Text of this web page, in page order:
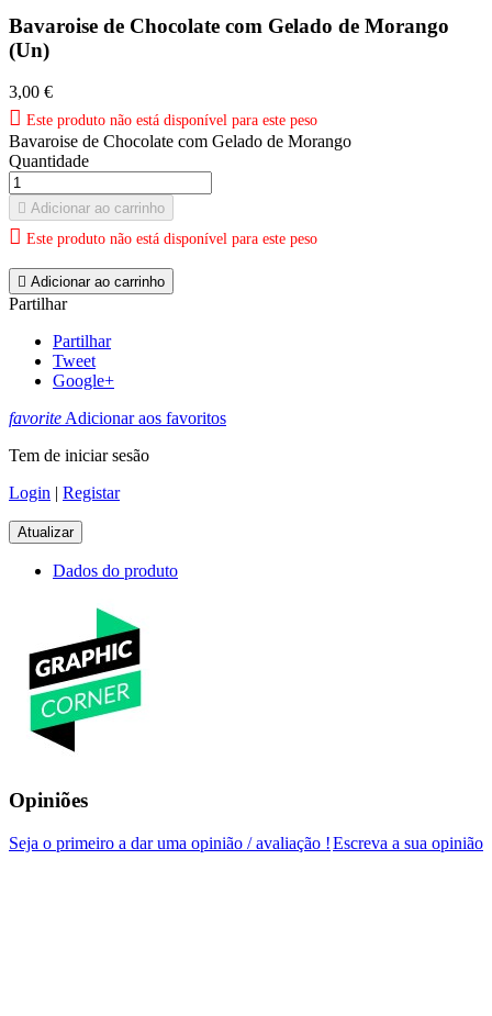
Bavaroise de Chocolate com Gelado de Morango
(Un)
3,00 €
 Este produto não está disponível para este peso
Bavaroise de Chocolate com Gelado de Morango
Quantidade
 Adicionar ao carrinho
 Este produto não está disponível para este peso
 Adicionar ao carrinho
Partilhar
Partilhar
Tweet
Google+
favoriteAdicionar aos favoritos
Tem de iniciar sesão
Login | Registar
Dados do produto
Opiniões
Escreva a sua opinião
Seja o primeiro a dar uma opinião / avaliação !